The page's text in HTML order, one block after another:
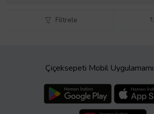
Filtrele
Çiçeksepeti Mobil